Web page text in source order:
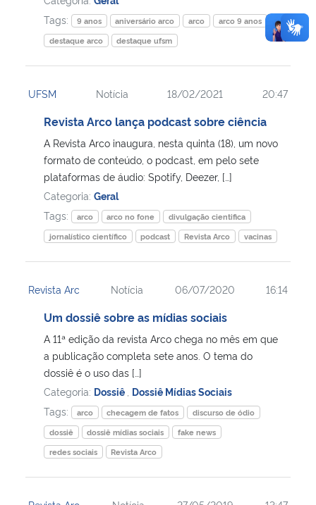
Tags:
9 anos aniversário arco arco
arco 9 anos
destaque arco
destaque ufsm
UFSM Notícia 18/02/2021 20:47
Revista Arco lança podcast sobre ciência
A Revista Arco inaugura, nesta quinta (18), um novo
formato de conteúdo, o podcast, em pelo sete
plataformas de áudio: Spotify, Deezer, […]
Categoria: Geral
Tags:
arco arco no fone
divulgação cientifica
jornalístico científico
podcast Revista Arco vacinas
Revista Arc Notícia 06/07/2020 16:14
Um dossiê sobre as mídias sociais
A 11ª edição da revista Arco chega no mês em que
a publicação completa sete anos. O tema do
dossiê é o uso das […]
Categoria: Dossiê Dossiê Mídias Sociais
Tags:
arco checagem de fatos
discurso de ódio
dossiê
dossiê mídias sociais
fake news
redes sociais
Revista Arco